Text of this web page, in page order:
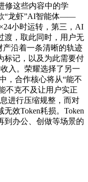
修这些内容中的学
“龙虾”AI智能体——
小时运转，第三，AI
渡，取此同时，用户无
产沿着一条清晰的轨迹
标记，以及为此需要付
入。荣耀选择了另一
，合作核心将从“能不
不克不及让用户实正
进行压缩规整，而对
效Token耗损。Token
到办公、创做等场景的